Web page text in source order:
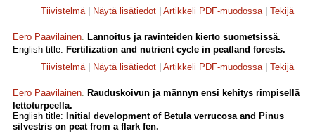
Tiivistelmä| Näytä lisätiedot Artikkeli PDF-muodossa| Tekijä
Eero Paavilainen. Lannoitus ja ravinteiden kierto suometsissä.
English title: Fertilization and nutrient cycle in peatland forests.
Tiivistelmä| Näytä lisätiedot Artikkeli PDF-muodossa| Tekijä
Eero Paavilainen. Rauduskoivun ja männyn ensi kehitys rimpisellä
lettoturpeella.
English title: Initial development of Betula verrucosa and Pinus
silvestris on peat from a flark fen.